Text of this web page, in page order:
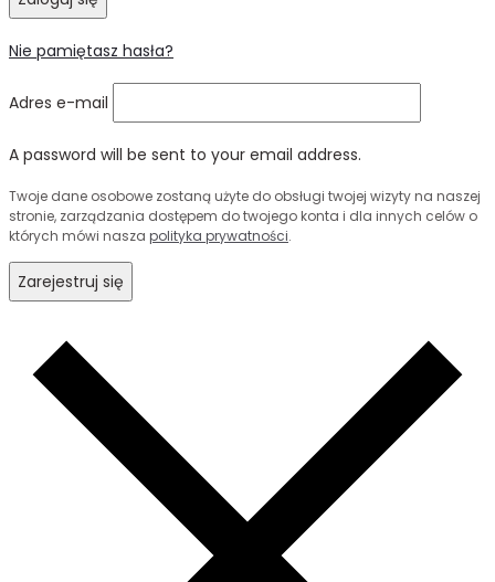
Nie pamiętasz hasła?
Adres e-mail
A password will be sent to your email address.
Twoje dane osobowe zostaną użyte do obsługi twojej wizyty na naszej
stronie, zarządzania dostępem do twojego konta i dla innych celów o
których mówi nasza polityka prywatności.
Zarejestruj się